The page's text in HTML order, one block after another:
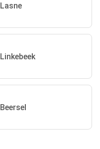
Lasne
Linkebeek
Beersel